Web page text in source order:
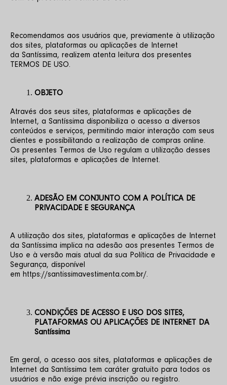
Recomendamos aos usuários que, previamente à utilização
dos sites, plataformas ou aplicações de Internet
da Santíssima, realizem atenta leitura dos presentes
TERMOS DE USO.
OBJETO
Através dos seus sites, plataformas e aplicações de
Internet, a Santíssima disponibiliza o acesso a diversos
conteúdos e serviços, permitindo maior interação com seus
clientes e possibilitando a realização de compras online.
Os presentes Termos de Uso regulam a utilização desses
sites, plataformas e aplicações de Internet.
ADESÃO EM CONJUNTO COM A POLÍTICA DE
PRIVACIDADE E SEGURANÇA
A utilização dos sites, plataformas e aplicações de Internet
da Santíssima implica na adesão aos presentes Termos de
Uso e à versão mais atual da sua Política de Privacidade e
Segurança, disponível
em https://santissimavestimenta.com.br/.
CONDIÇÕES DE ACESSO E USO DOS SITES,
PLATAFORMAS OU APLICAÇÕES DE INTERNET DA
Santíssima
Em geral, o acesso aos sites, plataformas e aplicações de
Internet da Santíssima tem caráter gratuito para todos os
usuários e não exige prévia inscrição ou registro.